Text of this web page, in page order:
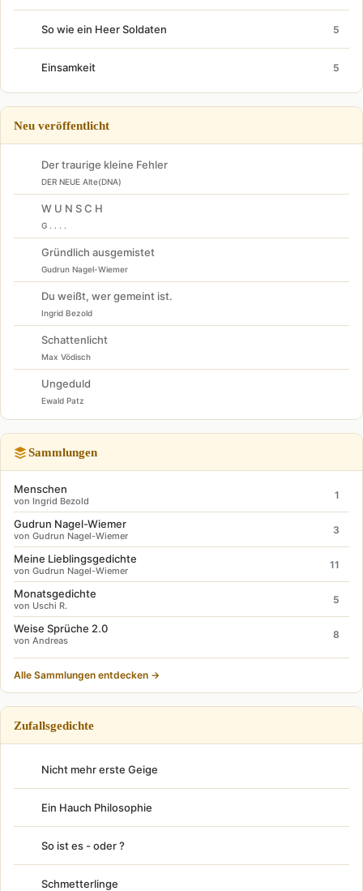
So wie ein Heer Soldaten 5
Einsamkeit 5
Neu veröffentlicht
Der traurige kleine Fehler
DER NEUE Alte(DNA)
W U N S C H
G . . . .
Gründlich ausgemistet
Gudrun Nagel-Wiemer
Du weißt, wer gemeint ist.
Ingrid Bezold
Schattenlicht
Max Vödisch
Ungeduld
Ewald Patz
Sammlungen
Menschen
von Ingrid Bezold
1
Gudrun Nagel-Wiemer
von Gudrun Nagel-Wiemer
3
Meine Lieblingsgedichte
von Gudrun Nagel-Wiemer
11
Monatsgedichte
von Uschi R.
5
Weise Sprüche 2.0
von Andreas
8
Alle Sammlungen entdecken →
Zufallsgedichte
Nicht mehr erste Geige
Ein Hauch Philosophie
So ist es - oder ?
Schmetterlinge